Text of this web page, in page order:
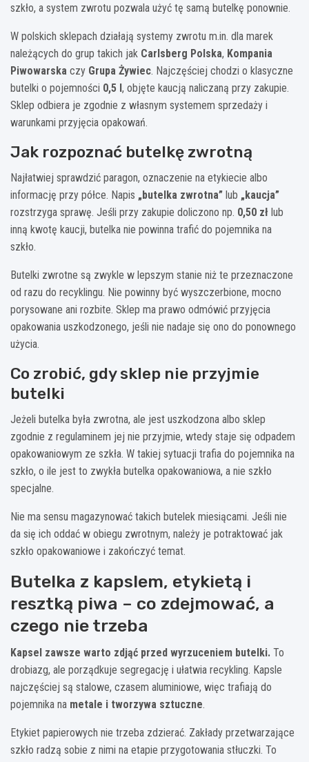
szkło, a system zwrotu pozwala użyć tę samą butelkę ponownie.
W polskich sklepach działają systemy zwrotu m.in. dla marek
należących do grup takich jak Carlsberg Polska, Kompania
Piwowarska czy Grupa Żywiec. Najczęściej chodzi o klasyczne
butelki o pojemności 0,5 l, objęte kaucją naliczaną przy zakupie.
Sklep odbiera je zgodnie z własnym systemem sprzedaży i
warunkami przyjęcia opakowań.
Jak rozpoznać butelkę zwrotną
Najłatwiej sprawdzić paragon, oznaczenie na etykiecie albo
informację przy półce. Napis „butelka zwrotna” lub „kaucja”
rozstrzyga sprawę. Jeśli przy zakupie doliczono np. 0,50 zł lub
inną kwotę kaucji, butelka nie powinna trafić do pojemnika na
szkło.
Butelki zwrotne są zwykle w lepszym stanie niż te przeznaczone
od razu do recyklingu. Nie powinny być wyszczerbione, mocno
porysowane ani rozbite. Sklep ma prawo odmówić przyjęcia
opakowania uszkodzonego, jeśli nie nadaje się ono do ponownego
użycia.
Co zrobić, gdy sklep nie przyjmie
butelki
Jeżeli butelka była zwrotna, ale jest uszkodzona albo sklep
zgodnie z regulaminem jej nie przyjmie, wtedy staje się odpadem
opakowaniowym ze szkła. W takiej sytuacji trafia do pojemnika na
szkło, o ile jest to zwykła butelka opakowaniowa, a nie szkło
specjalne.
Nie ma sensu magazynować takich butelek miesiącami. Jeśli nie
da się ich oddać w obiegu zwrotnym, należy je potraktować jak
szkło opakowaniowe i zakończyć temat.
Butelka z kapslem, etykietą i
resztką piwa – co zdejmować, a
czego nie trzeba
Kapsel zawsze warto zdjąć przed wyrzuceniem butelki. To
drobiazg, ale porządkuje segregację i ułatwia recykling. Kapsle
najczęściej są stalowe, czasem aluminiowe, więc trafiają do
pojemnika na metale i tworzywa sztuczne.
Etykiet papierowych nie trzeba zdzierać. Zakłady przetwarzające
szkło radzą sobie z nimi na etapie przygotowania stłuczki. To